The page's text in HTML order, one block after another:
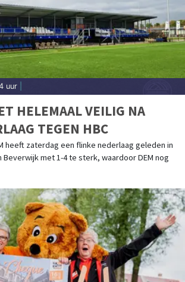
uur
HELEMAAL VEILIG NA
TEGEN HBC
heeft zaterdag een flinke nederlaag geleden in
Beverwijk met 1-4 te sterk, waardoor DEM nog